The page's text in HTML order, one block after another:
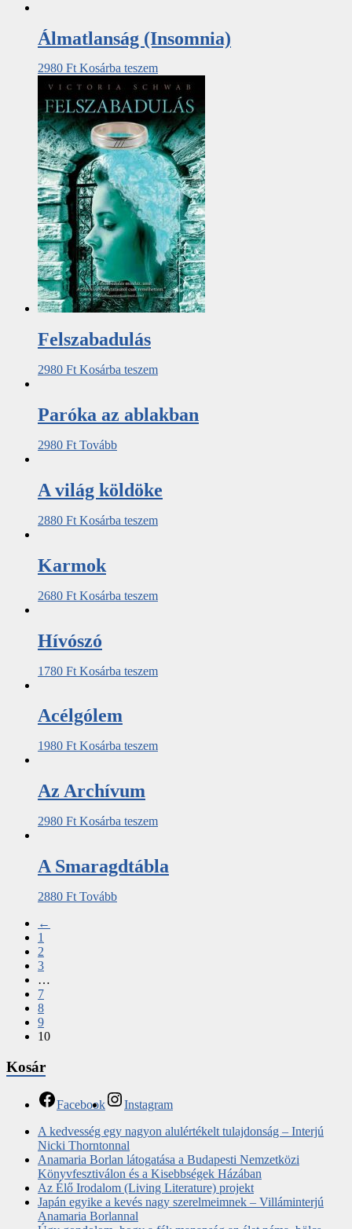
Álmatlanság (Insomnia)
2980 Ft Kosárba teszem
Felszabadulás
2980 Ft Kosárba teszem
Paróka az ablakban
2980 Ft Tovább
A világ köldöke
2880 Ft Kosárba teszem
Karmok
2680 Ft Kosárba teszem
Hívószó
1780 Ft Kosárba teszem
Acélgólem
1980 Ft Kosárba teszem
Az ​Archívum
2980 Ft Kosárba teszem
A Smaragdtábla
2880 Ft Tovább
←
1
2
3
…
7
8
9
10
Kosár
Facebook
Instagram
A kedvesség egy nagyon alulértékelt tulajdonság – Interjú
Nicki Thorntonnal
Anamaria Borlan látogatása a Budapesti Nemzetközi
Könyvfesztiválon és a Kisebbségek Házában
Az Élő Irodalom (Living Literature) projekt
Japán egyike a kevés nagy szerelmeimnek – Villáminterjú
Anamaria Borlannal